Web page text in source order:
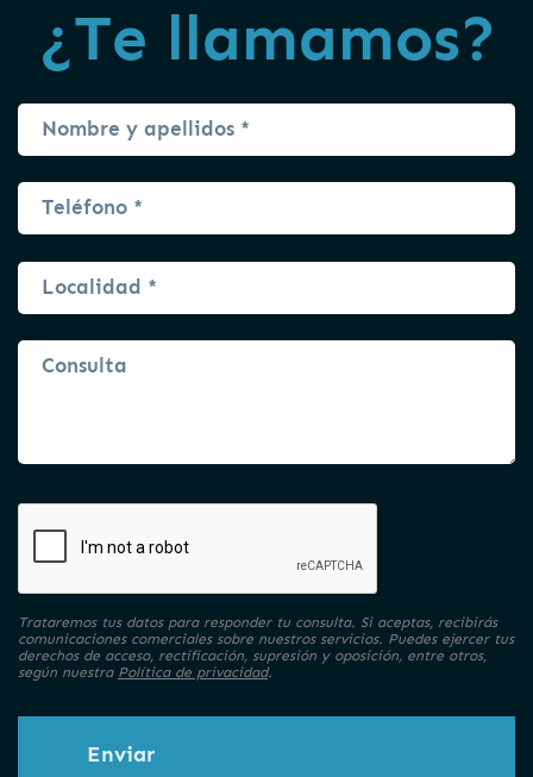
¿Te llamamos?
Trataremos tus datos para responder tu consulta. Si aceptas, recibirás
comunicaciones comerciales sobre nuestros servicios. Puedes ejercer tus
derechos de acceso, rectificación, supresión y oposición, entre otros,
según nuestra Política de privacidad.
Enviar